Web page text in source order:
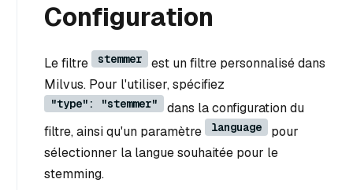
Configuration
Le filtre stemmer
est un filtre personnalisé dans
Milvus. Pour l'utiliser, spécifiez
"type": "stemmer"
dans la configuration du
filtre, ainsi qu'un paramètre
language
pour
sélectionner la langue souhaitée pour le
stemming.